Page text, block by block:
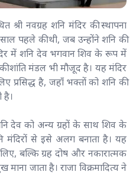
श्री नवग्रह शनि मंदिर की स्थापना
पहले की थी, जब उन्होंने शनि की
में शनि देव भगवान शिव के रूप में
शांति मंडल भी मौजूद है। यह मंदिर
प्रसिद्ध है, जहाँ भक्तों को शनि की
है।
देव को अन्य ग्रहों के साथ शिव के
से इसे अलग बनाता है। यह
बल्कि ग्रह दोष और नकारात्मक
जाता है। राजा विक्रमादित्य ने